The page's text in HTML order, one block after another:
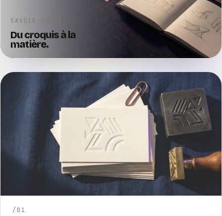
SAVOIR-FAIRE
Du croquis à la
matière.
/ 01